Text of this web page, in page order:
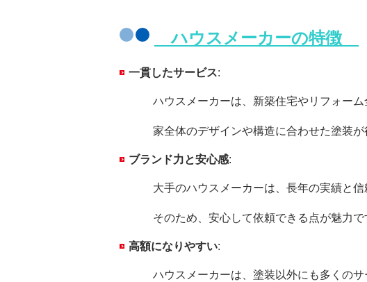
ハウスメーカーの特徴
一貫したサービス:
ハウスメーカーは、新築住宅やリフォーム
家全体のデザインや構造に合わせた塗装が
ブランド力と安心感:
大手のハウスメーカーは、長年の実績と信
そのため、安心して依頼できる点が魅力で
高額になりやすい:
ハウスメーカーは、塗装以外にも多くのサ